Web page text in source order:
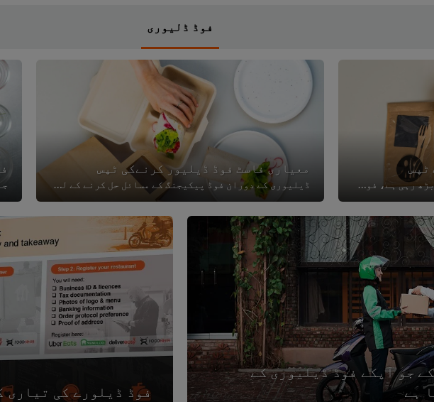
فوڈ ڈلیوری
اب جبکہ دنیا ایک اور لاک ڈاون کی جانب بڑھ رہی ہے، فوڈ ڈیلیوری بزنس کے لئے ضروری ہوگیا ہے کہ پیکجنگ کے طریقوں پر نظر ثانی کریں ا...
معیاری فاسٹ فوڈ ڈیلیور کرنےکی ٹپس
ڈیلیوری کے دوران فوڈ پیکیجنگ کے مسائل حل کرنے کے لئے موثر اقدامات اپنانا
کی طرف سے ۵ ٹوٹکے جو آپکے فوڈ ڈیلیوری کے
ہے
فوڈ ڈیلورے کی تیاری